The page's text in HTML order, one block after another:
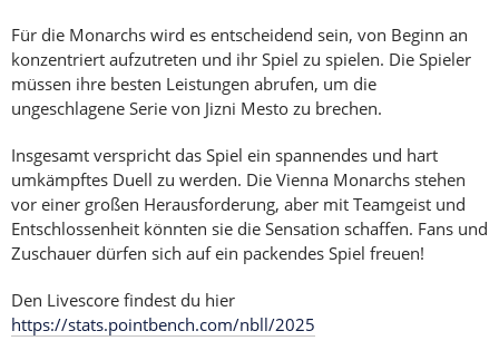
Für die Monarchs wird es entscheidend sein, von Beginn an
konzentriert aufzutreten und ihr Spiel zu spielen. Die Spieler
müssen ihre besten Leistungen abrufen, um die
ungeschlagene Serie von Jizni Mesto zu brechen.
Insgesamt verspricht das Spiel ein spannendes und hart
umkämpftes Duell zu werden. Die Vienna Monarchs stehen
vor einer großen Herausforderung, aber mit Teamgeist und
Entschlossenheit könnten sie die Sensation schaffen. Fans und
Zuschauer dürfen sich auf ein packendes Spiel freuen!
Den Livescore findest du hier
https://stats.pointbench.com/nbll/2025